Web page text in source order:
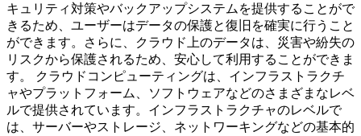
キュリティ対策やバックアップシステムを提供することがで
きるため、ユーザーはデータの保護と復旧を確実に行うこと
ができます。さらに、クラウド上のデータは、災害や紛失の
リスクから保護されるため、安心して利用することができま
す。 クラウドコンピューティングは、インフラストラクチ
ャやプラットフォーム、ソフトウェアなどのさまざまなレベ
ルで提供されています。インフラストラクチャのレベルで
は、サーバーやストレージ、ネットワーキングなどの基本的